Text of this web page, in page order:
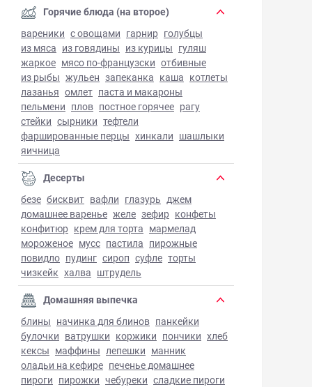
Горячие блюда (на второе)
вареники с овощами гарнир голубцы
из мяса из говядины из курицы гуляш
жаркое мясо по-французски отбивные
из рыбы жульен запеканка каша котлеты
лазанья омлет паста и макароны
пельмени плов постное горячее рагу
стейки сырники тефтели
фаршированные перцы хинкали шашлыки
яичница
Десерты
безе бисквит вафли глазурь джем
домашнее варенье желе зефир конфеты
конфитюр крем для торта мармелад
мороженое мусс пастила пирожные
повидло пудинг сироп суфле торты
чизкейк халва штрудель
Домашняя выпечка
блины начинка для блинов панкейки
булочки ватрушки коржики пончики хлеб
кексы маффины лепешки манник
оладьи на кефире печенье домашнее
пироги пирожки чебуреки сладкие пироги